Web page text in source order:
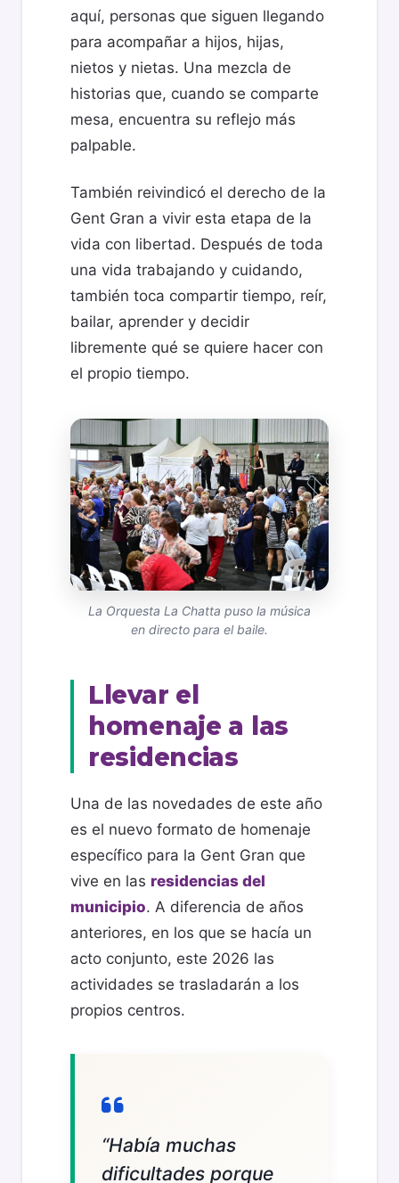
aquí, personas que siguen llegando
para acompañar a hijos, hijas,
nietos y nietas. Una mezcla de
historias que, cuando se comparte
mesa, encuentra su reflejo más
palpable.
También reivindicó el derecho de la
Gent Gran a vivir esta etapa de la
vida con libertad. Después de toda
una vida trabajando y cuidando,
también toca compartir tiempo, reír,
bailar, aprender y decidir
libremente qué se quiere hacer con
el propio tiempo.
La Orquesta La Chatta puso la música
en directo para el baile.
Llevar el
homenaje a las
residencias
Una de las novedades de este año
es el nuevo formato de homenaje
específico para la Gent Gran que
vive en las residencias del
municipio. A diferencia de años
anteriores, en los que se hacía un
acto conjunto, este 2026 las
actividades se trasladarán a los
propios centros.
“Había muchas
dificultades porque